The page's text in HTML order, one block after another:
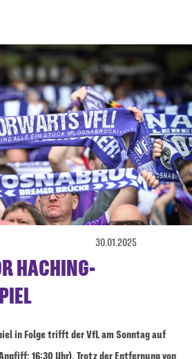
30.01.2025
HACHING-
in Folge trifft der VfL am Sonntag auf
16:30 Uhr). Trotz der Entfernung von